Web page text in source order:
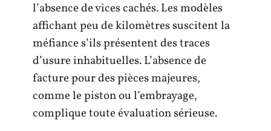
l’absence de vices cachés. Les modèles
affichant peu de kilomètres suscitent la
méfiance s’ils présentent des traces
d’usure inhabituelles. L’absence de
facture pour des pièces majeures,
comme le piston ou l’embrayage,
complique toute évaluation sérieuse.